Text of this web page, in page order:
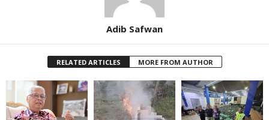
Adib Safwan
RELATED ARTICLES MORE FROM AUTHOR